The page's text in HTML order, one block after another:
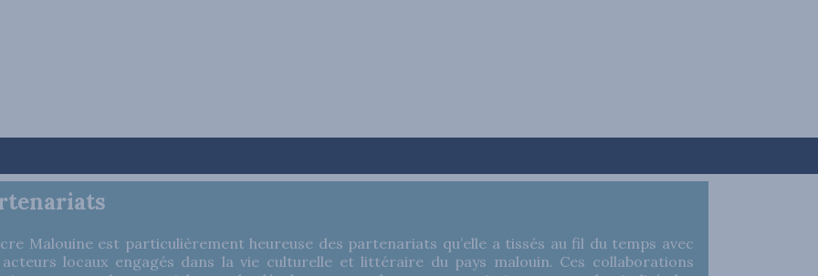
Malouine est particulièrement heureuse des partenariats qu’elle a tissés au fil du temps avec
locaux engagés dans la vie culturelle et littéraire du pays malouin. Ces collaborations